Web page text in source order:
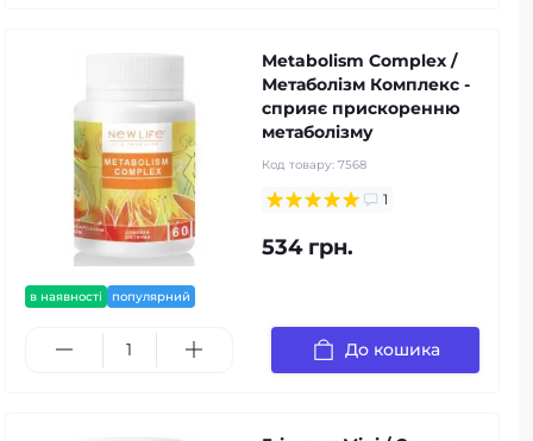
в наявності популярний
Metabolism Complex /
Метаболізм Комплекс -
сприяє прискоренню
метаболізму
Код товару: 7568
1
534 грн.
До кошика